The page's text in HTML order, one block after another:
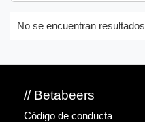
No se encuentran resultados
// Betabeers
Código de conducta